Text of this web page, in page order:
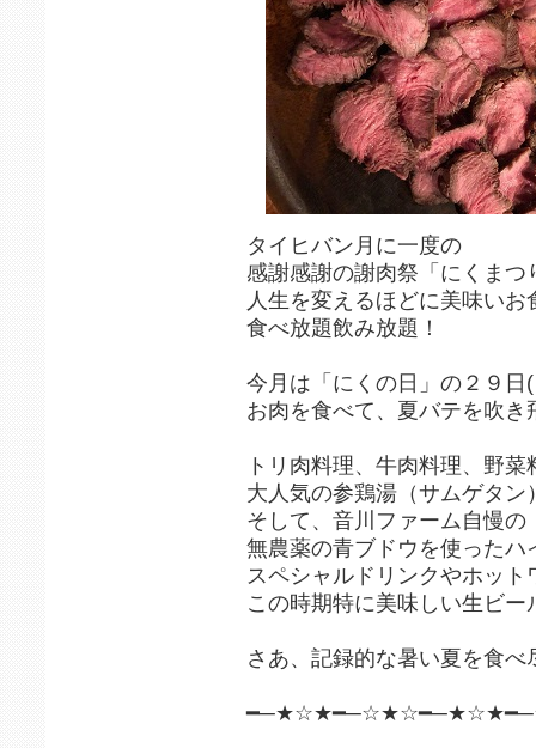
タイヒバン月に一度の
感謝感謝の謝肉祭「にくまつ
人生を変えるほどに美味いお
食べ放題飲み放題！
今月は「にくの日」の２９日
お肉を食べて、夏バテを吹き
トリ肉料理、牛肉料理、野
大人気の参鶏湯（サムゲタ
そして、音川ファーム自慢の
無農薬の青ブドウを使ったハ
スペシャルドリンクやホット
この時期特に美味しい生ビー
さあ、記録的な暑い夏を食べ